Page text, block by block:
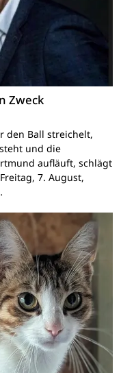
Zweck
den Ball streichelt,
und die
aufläuft, schlägt
7. August,